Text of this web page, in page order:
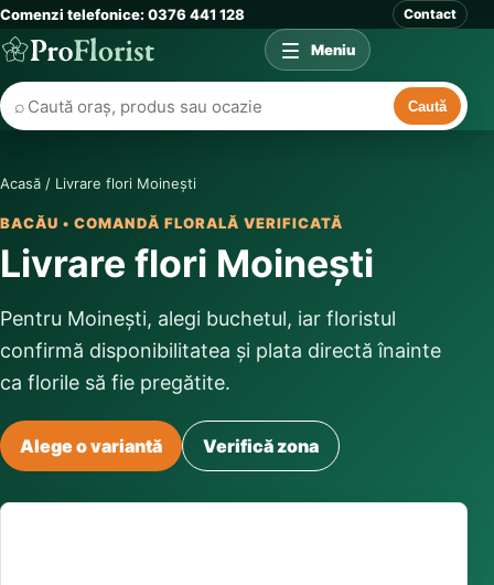
Comenzi telefonice: 0376 441 128 Contact
⌕ Caută
Meniu
Acasă / Livrare flori Moinești
BACĂU • COMANDĂ FLORALĂ VERIFICATĂ
Livrare flori Moinești
Pentru Moinești, alegi buchetul, iar floristul
confirmă disponibilitatea și plata directă înainte
ca florile să fie pregătite.
Alege o variantă Verifică zona